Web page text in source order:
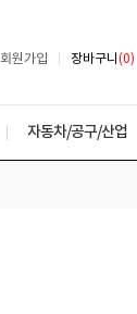
장바구니 (0)
회원가입
자동차/공구/산업